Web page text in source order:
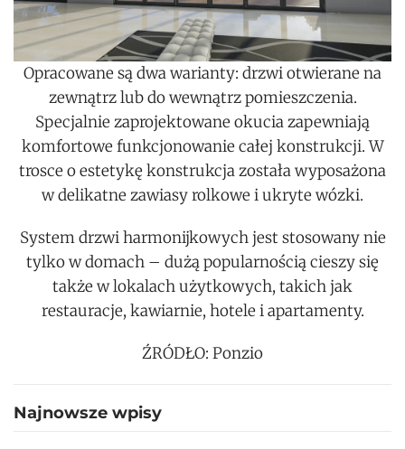
Opracowane są dwa warianty: drzwi otwierane na
zewnątrz lub do wewnątrz pomieszczenia.
Specjalnie zaprojektowane okucia zapewniają
komfortowe funkcjonowanie całej konstrukcji. W
trosce o estetykę konstrukcja została wyposażona
w delikatne zawiasy rolkowe i ukryte wózki.
System drzwi harmonijkowych jest stosowany nie
tylko w domach – dużą popularnością cieszy się
także w lokalach użytkowych, takich jak
restauracje, kawiarnie, hotele i apartamenty.
ŹRÓDŁO: Ponzio
Najnowsze wpisy